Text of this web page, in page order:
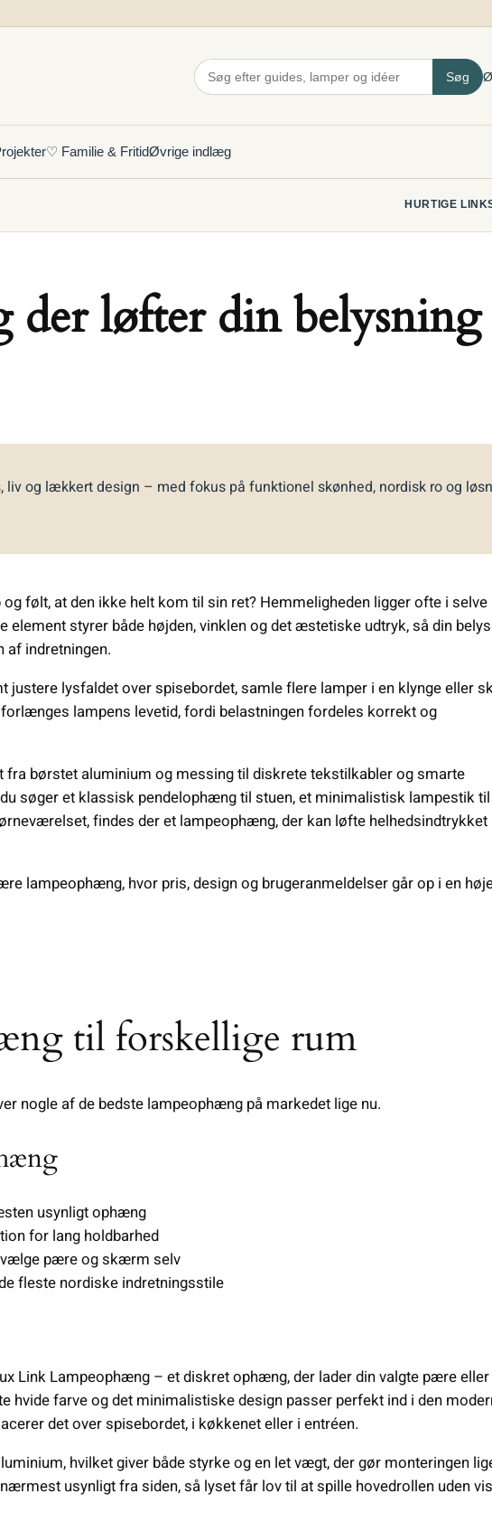
Søg
♡ Familie & FritidØvrige indlæg
HURTIGE
der løfter din belysning
liv og lækkert design – med fokus på funktionel skønhed, nordisk ro og
følt, at den ikke helt kom til sin ret? Hemmeligheden ligger ofte i selve
element styrer både højden, vinklen og det æstetiske udtryk, så din
indretningen.
justere lysfaldet over spisebordet, samle flere lamper i en klynge eller
lampens levetid, fordi belastningen fordeles korrekt og
børstet aluminium og messing til diskrete tekstilkabler og smarte
søger et klassisk pendelophæng til stuen, et minimalistisk lampestik til
findes der et lampeophæng, der kan løfte
lampeophæng, hvor pris, design og brugeranmeldelser går op i en
til forskellige rum
nogle af de bedste lampeophæng på markedet lige nu.
usynligt ophæng
for lang holdbarhed
vælge pære og skærm selv
fleste nordiske indretningsstile
Link Lampeophæng – et diskret ophæng, der lader din valgte pære eller
farve og det minimalistiske design passer perfekt ind i den
det over spisebordet, i køkkenet eller i entréen.
hvilket giver både styrke og en let vægt, der gør monteringen
usynligt fra siden, så lyset får lov til at spille hovedrollen uden